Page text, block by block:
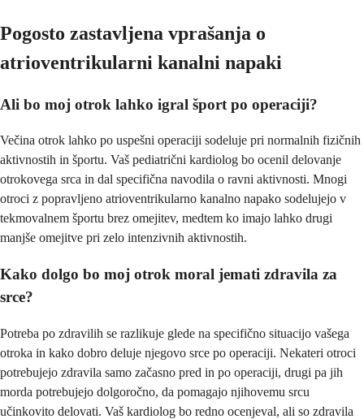
Pogosto zastavljena vprašanja o
atrioventrikularni kanalni napaki
Ali bo moj otrok lahko igral šport po operaciji?
Večina otrok lahko po uspešni operaciji sodeluje pri normalnih fizičnih
aktivnostih in športu. Vaš pediatrični kardiolog bo ocenil delovanje
otrokovega srca in dal specifična navodila o ravni aktivnosti. Mnogi
otroci z popravljeno atrioventrikularno kanalno napako sodelujejo v
tekmovalnem športu brez omejitev, medtem ko imajo lahko drugi
manjše omejitve pri zelo intenzivnih aktivnostih.
Kako dolgo bo moj otrok moral jemati zdravila za
srce?
Potreba po zdravilih se razlikuje glede na specifično situacijo vašega
otroka in kako dobro deluje njegovo srce po operaciji. Nekateri otroci
potrebujejo zdravila samo začasno pred in po operaciji, drugi pa jih
morda potrebujejo dolgoročno, da pomagajo njihovemu srcu
učinkovito delovati. Vaš kardiolog bo redno ocenjeval, ali so zdravila